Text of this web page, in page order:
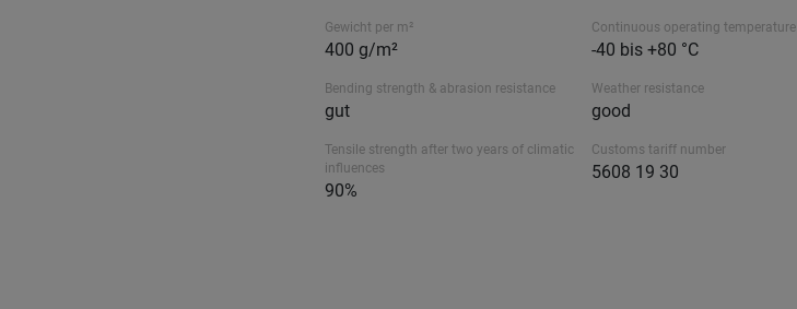
Gewicht per m²
400 g/m²
Continuous operating temperature
-40 bis +80 °C
Bending strength & abrasion resistance
gut
Weather resistance
good
Tensile strength after two years of climatic
influences
90%
Customs tariff number
5608 19 30